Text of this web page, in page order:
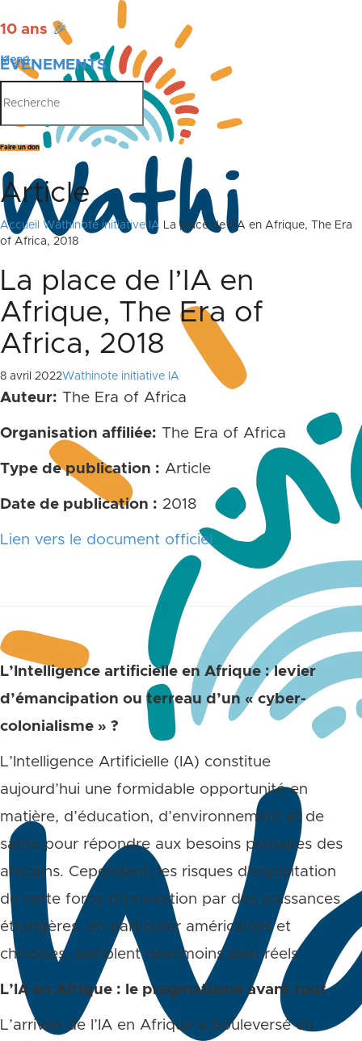
10 ans 🎉
ÉVÉNEMENTS
PUBLICATIONS
Menu
Faire un don
Article
Accueil Wathinote initiative IA La place de l’IA en Afrique, The Era
of Africa, 2018
La place de l’IA en
Afrique, The Era of
Africa, 2018
8 avril 2022Wathinote initiative IA
Auteur: The Era of Africa
Organisation affiliée: The Era of Africa
Type de publication : Article
Date de publication : 2018
Lien vers le document officiel
L’Intelligence artificielle en Afrique : levier
d’émancipation ou terreau d’un « cyber-
colonialisme » ?
L’Intelligence Artificielle (IA) constitue
aujourd’hui une formidable opportunité en
matière, d’éducation, d’environnement et de
santé pour répondre aux besoins primaires des
africains. Cependant, les risques d’exploitation
de cette force d’innovation par des puissances
étrangères, en particulier américaines et
chinoises, semblent néanmoins bien réels.
L’IA en Afrique : le pragmatisme avant tout
L’arrivée de l’IA en Afrique a bouleversé en